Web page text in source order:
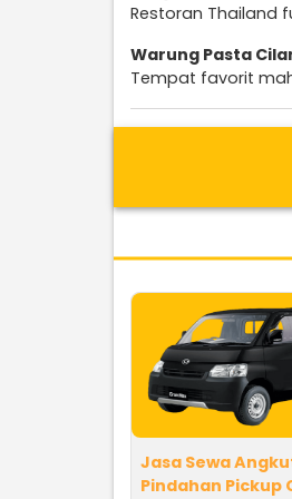
Restoran Thailand
Warung Pasta
Tempat favorit
Jasa Sewa
Pindahan Pickup